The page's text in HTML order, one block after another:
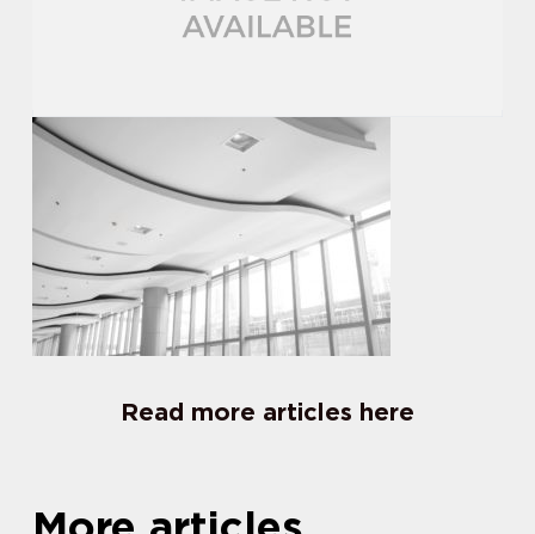
Read more articles here